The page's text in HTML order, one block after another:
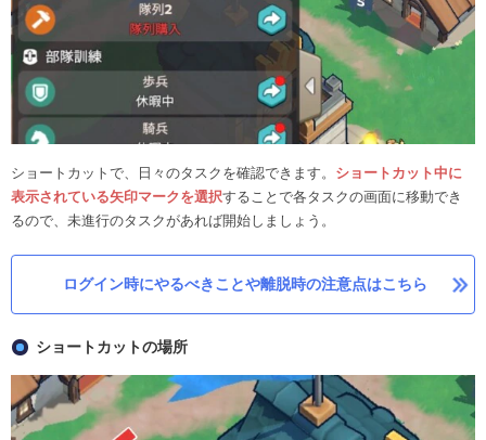
ショートカットで、日々のタスクを確認できます。 ショートカット中に
表示されている矢印マークを選択することで各タスクの画面に移動でき
るので、未進行のタスクがあれば開始しましょう。
ログイン時にやるべきことや離脱時の注意点はこちら
ショートカットの場所